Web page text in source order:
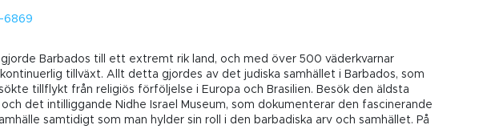
6869
Barbados till ett extremt rik land, och med över 500 väderkvarnar
tillväxt. Allt detta gjordes av det judiska samhället i Barbados, som
tillflykt från religiös förföljelse i Europa och Brasilien. Besök den äldsta
det intilliggande Nidhe Israel Museum, som dokumenterar den fascinerande
samtidigt som man hylder sin roll i den barbadiska arv och samhället. På